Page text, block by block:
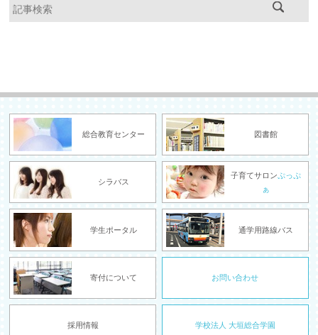
総合教育センター 図書館
シラバス
子育てサロンぷっぷ
ぁ
学生ポータル 通学用路線バス
寄付について お問い合わせ
採用情報 学校法人 大垣総合学園